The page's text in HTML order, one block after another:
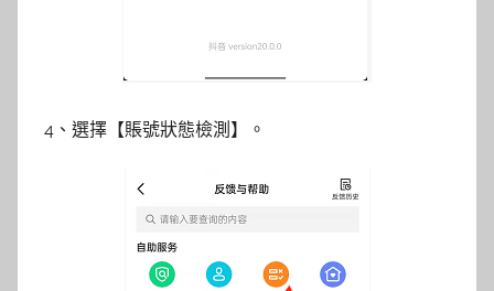
4、選擇【賬號狀態檢測】。